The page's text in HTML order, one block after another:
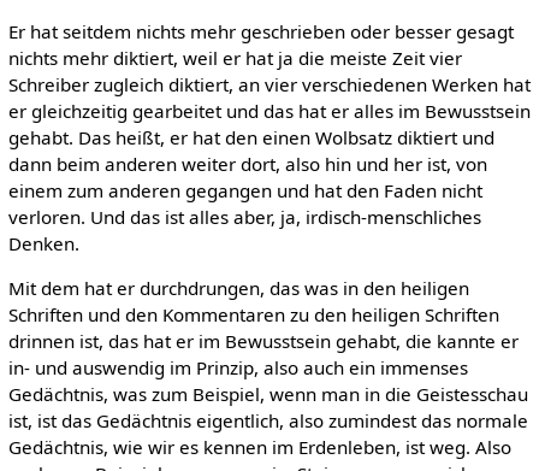
Er hat seitdem nichts mehr geschrieben oder besser gesagt
nichts mehr diktiert, weil er hat ja die meiste Zeit vier
Schreiber zugleich diktiert, an vier verschiedenen Werken hat
er gleichzeitig gearbeitet und das hat er alles im Bewusstsein
gehabt. Das heißt, er hat den einen Wolbsatz diktiert und
dann beim anderen weiter dort, also hin und her ist, von
einem zum anderen gegangen und hat den Faden nicht
verloren. Und das ist alles aber, ja, irdisch-menschliches
Denken.
Mit dem hat er durchdrungen, das was in den heiligen
Schriften und den Kommentaren zu den heiligen Schriften
drinnen ist, das hat er im Bewusstsein gehabt, die kannte er
in- und auswendig im Prinzip, also auch ein immenses
Gedächtnis, was zum Beispiel, wenn man in die Geistesschau
ist, ist das Gedächtnis eigentlich, also zumindest das normale
Gedächtnis, wie wir es kennen im Erdenleben, ist weg. Also